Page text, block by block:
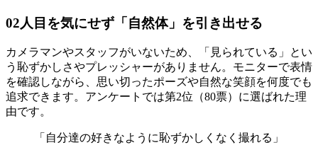
02人目を気にせず「自然体」を引き出せる
カメラマンやスタッフがいないため、「見られている」とい
う恥ずかしさやプレッシャーがありません。モニターで表情
を確認しながら、思い切ったポーズや自然な笑顔を何度でも
追求できます。アンケートでは第2位（80票）に選ばれた理
由です。
「自分達の好きなように恥ずかしくなく撮れる」